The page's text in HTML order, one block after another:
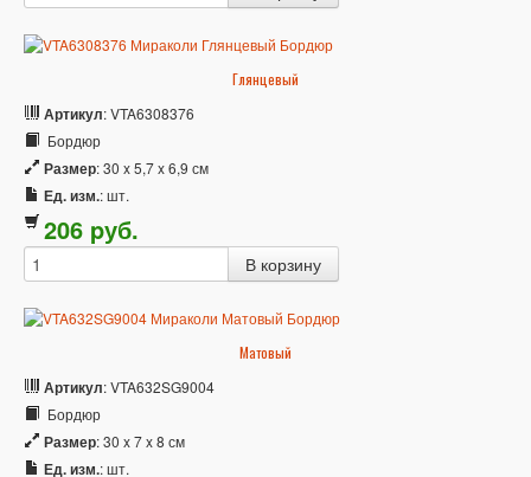
Глянцевый
Артикул: VTA6308376
Бордюр
Размер: 30 x 5,7 x 6,9 см
Ед. изм.: шт.
206 pуб.
Матовый
Артикул: VTA632SG9004
Бордюр
Размер: 30 x 7 x 8 см
Ед. изм.: шт.